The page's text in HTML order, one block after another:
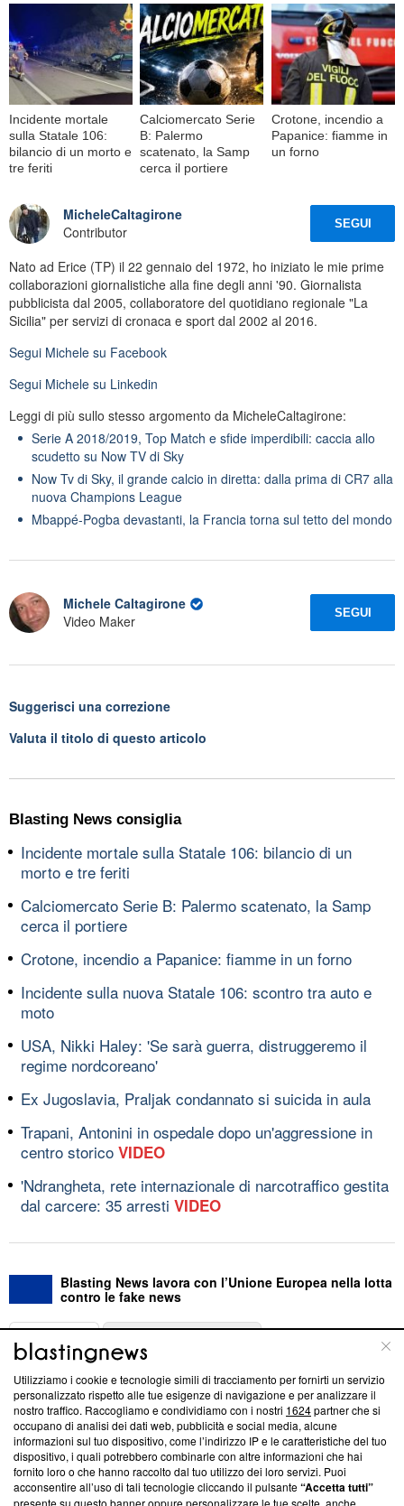
Incidente mortale
sulla Statale 106:
bilancio di un morto e
tre feriti
Calciomercato Serie
B: Palermo
scatenato, la Samp
cerca il portiere
Crotone, incendio a
Papanice: fiamme in
un forno
MicheleCaltagirone
Contributor
SEGUI
Nato ad Erice (TP) il 22 gennaio del 1972, ho iniziato le mie prime
collaborazioni giornalistiche alla fine degli anni '90. Giornalista
pubblicista dal 2005, collaboratore del quotidiano regionale "La
Sicilia" per servizi di cronaca e sport dal 2002 al 2016.
Segui Michele su Facebook
Segui Michele su Linkedin
Leggi di più sullo stesso argomento da MicheleCaltagirone:
Serie A 2018/2019, Top Match e sfide imperdibili: caccia allo
scudetto su Now TV di Sky
Now Tv di Sky, il grande calcio in diretta: dalla prima di CR7 alla
nuova Champions League
Mbappé-Pogba devastanti, la Francia torna sul tetto del mondo
Michele Caltagirone
Video Maker
SEGUI
Suggerisci una correzione
Valuta il titolo di questo articolo
Blasting News consiglia
Incidente mortale sulla Statale 106: bilancio di un
morto e tre feriti
Calciomercato Serie B: Palermo scatenato, la Samp
cerca il portiere
Crotone, incendio a Papanice: fiamme in un forno
Incidente sulla nuova Statale 106: scontro tra auto e
moto
USA, Nikki Haley: 'Se sarà guerra, distruggeremo il
regime nordcoreano'
Ex Jugoslavia, Praljak condannato si suicida in aula
Trapani, Antonini in ospedale dopo un'aggressione in
centro storico VIDEO
'Ndrangheta, rete internazionale di narcotraffico gestita
dal carcere: 35 arresti VIDEO
Blasting News lavora con l’Unione Europea nella lotta
contro le fake news
ABOUT
Questa sezione offre informazioni trasparenti su Blasting
News, sui nostri processi editoriali e su come ci impegniamo a
creare news di qualità. Inoltre, afferma la nostra aderenza a
‘Trust Project - News with Integrity’Blasting News non è
ancora membro del programma, ma ha richiesto di farne
parte; Trust Project non ha ancora effettuato una verifica di
Utilizziamo i cookie e tecnologie simili di tracciamento per fornirti un servizio
personalizzato rispetto alle tue esigenze di navigazione e per analizzare il
nostro traffico. Raccogliamo e condividiamo con i nostri 1624partner che si
occupano di analisi dei dati web, pubblicità e social media, alcune
informazioni sul tuo dispositivo, come l’indirizzo IP e le caratteristiche del tuo
dispositivo, i quali potrebbero combinarle con altre informazioni che hai
fornito loro o che hanno raccolto dal tuo utilizzo dei loro servizi. Puoi
acconsentire all’uso di tali tecnologie cliccando il pulsante“Accetta tutti”
presente su questo banner oppure personalizzare le tue scelte, anche